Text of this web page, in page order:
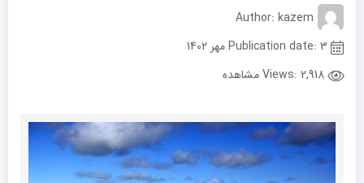
Author: kazem
2,918 مشاهده